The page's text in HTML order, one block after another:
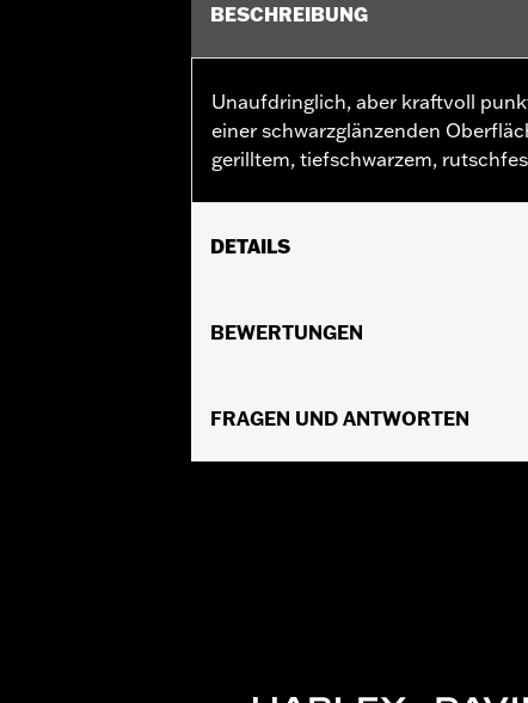
BESCHREIBUNG
Unaufdringlich, aber kraftvoll
einer schwarzglänzenden
gerilltem, tiefschwarzem,
DETAILS
Installationsanleitung
In der Box:Bremspedalbelag und
BEWERTUNGEN
FRAGEN UND ANTWORTEN